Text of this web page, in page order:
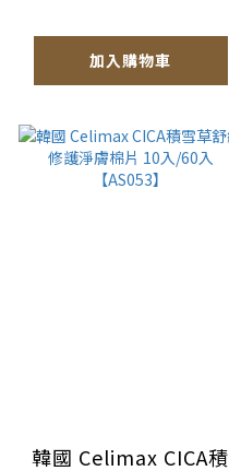
加入購物車
韓國 Celimax CICA積